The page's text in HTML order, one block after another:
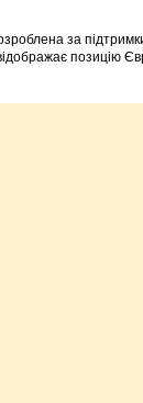
за
відображає позицію